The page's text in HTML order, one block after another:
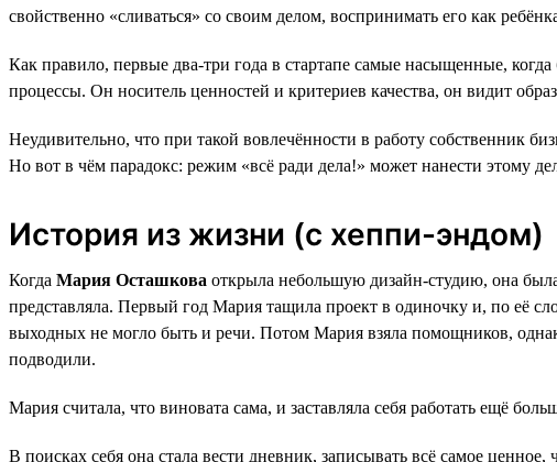
свойственно «сливаться» со своим делом, воспринимать его как
Как правило, первые два-три года в стартапе самые насыщенные,
процессы. Он носитель ценностей и критериев качества, он видит образ
Неудивительно, что при такой вовлечённости в работу собственник
Но вот в чём парадокс: режим «всё ради дела!» может нанести этому
История из жизни (с хеппи-эндом)
Когда Мария Осташкова открыла небольшую дизайн-студию, она
представляла. Первый год Мария тащила проект в одиночку и, по её
выходных не могло быть и речи. Потом Мария взяла помощников,
подводили.
Мария считала, что виновата сама, и заставляла себя работать ещё
В поисках себя она стала вести дневник, записывать всё самое